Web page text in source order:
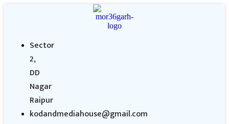
Sector
2,
DD
Nagar
Raipur
kodandmediahouse@gmail.com